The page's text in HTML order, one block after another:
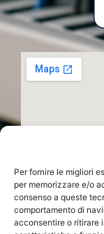
Per fornire le migliori
per memorizzare e/o
consenso a queste
comportamento di
acconsentire o ritirare